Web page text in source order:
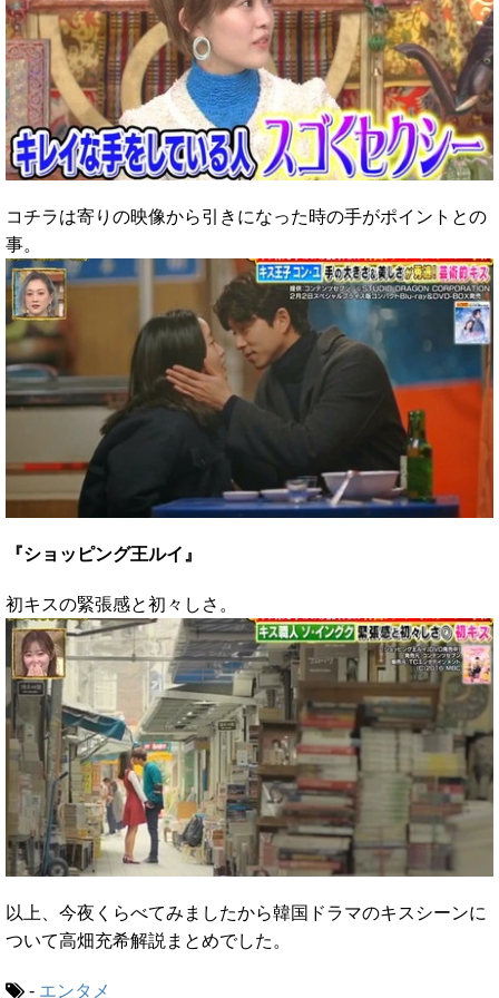
コチラは寄りの映像から引きになった時の手がポイントとの
事。
『ショッピング王ルイ』
初キスの緊張感と初々しさ。
以上、今夜くらべてみましたから韓国ドラマのキスシーンに
ついて高畑充希解説まとめでした。
- エンタメ